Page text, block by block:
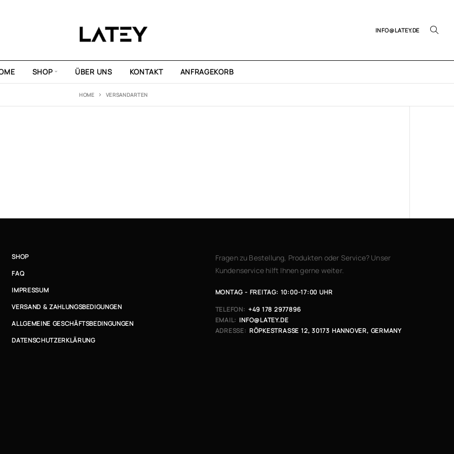
INFO@LATEY.DE
SHOP ÜBER UNS KONTAKT ANFRAGEKORB
HOME VERSANDARTEN
SHOP
FAQ
IMPRESSUM
VERSAND & ZAHLUNGSBEDIGUNGEN
ALLGEMEINE GESCHÄFTSBEDINGUNGEN
DATENSCHUTZERKLÄRUNG
Fragen zu Bestellung, Produkten oder Service? Unser
Kundenservice hilft Ihnen gerne weiter.
MONTAG - FREITAG: 10:00-17:00 UHR
TELEFON: +49 178 2977896
EMAIL: INFO@LATEY.DE
ADRESSE: RÖPKESTRASSE 12, 30173 HANNOVER, GERMANY